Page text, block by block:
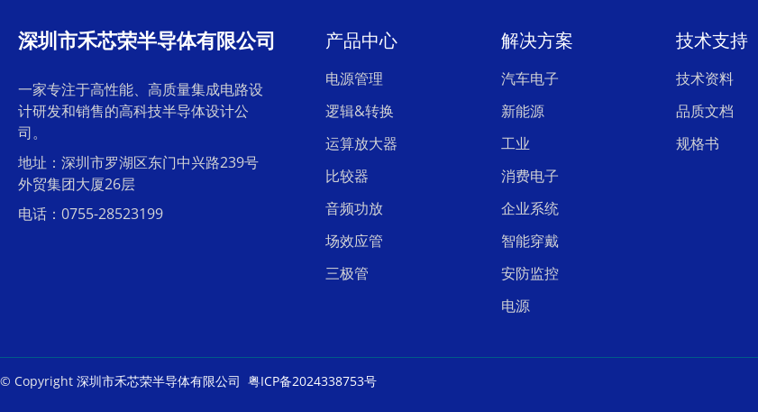
深圳市禾芯荣半导体有限公司
一家专注于高性能、高质量集成电路设
计研发和销售的高科技半导体设计公
司。
地址：深圳市罗湖区东门中兴路239号
外贸集团大厦26层
电话：0755-28523199
产品中心
电源管理
逻辑&转换
运算放大器
比较器
音频功放
场效应管
三极管
解决方案
汽车电子
新能源
工业
消费电子
企业系统
智能穿戴
安防监控
电源
技术支持
技术资料
品质文档
规格书
© Copyright 深圳市禾芯荣半导体有限公司 粤ICP备2024338753号